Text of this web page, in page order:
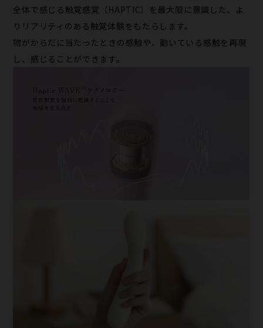
全体で感じる触覚感覚（HAPTIC）を最大限に意識した、よ
りリアリティのある触覚体験をもたらします。
物がからだに当たったときの感触や、動いている感触を再現
し、感じることができます。